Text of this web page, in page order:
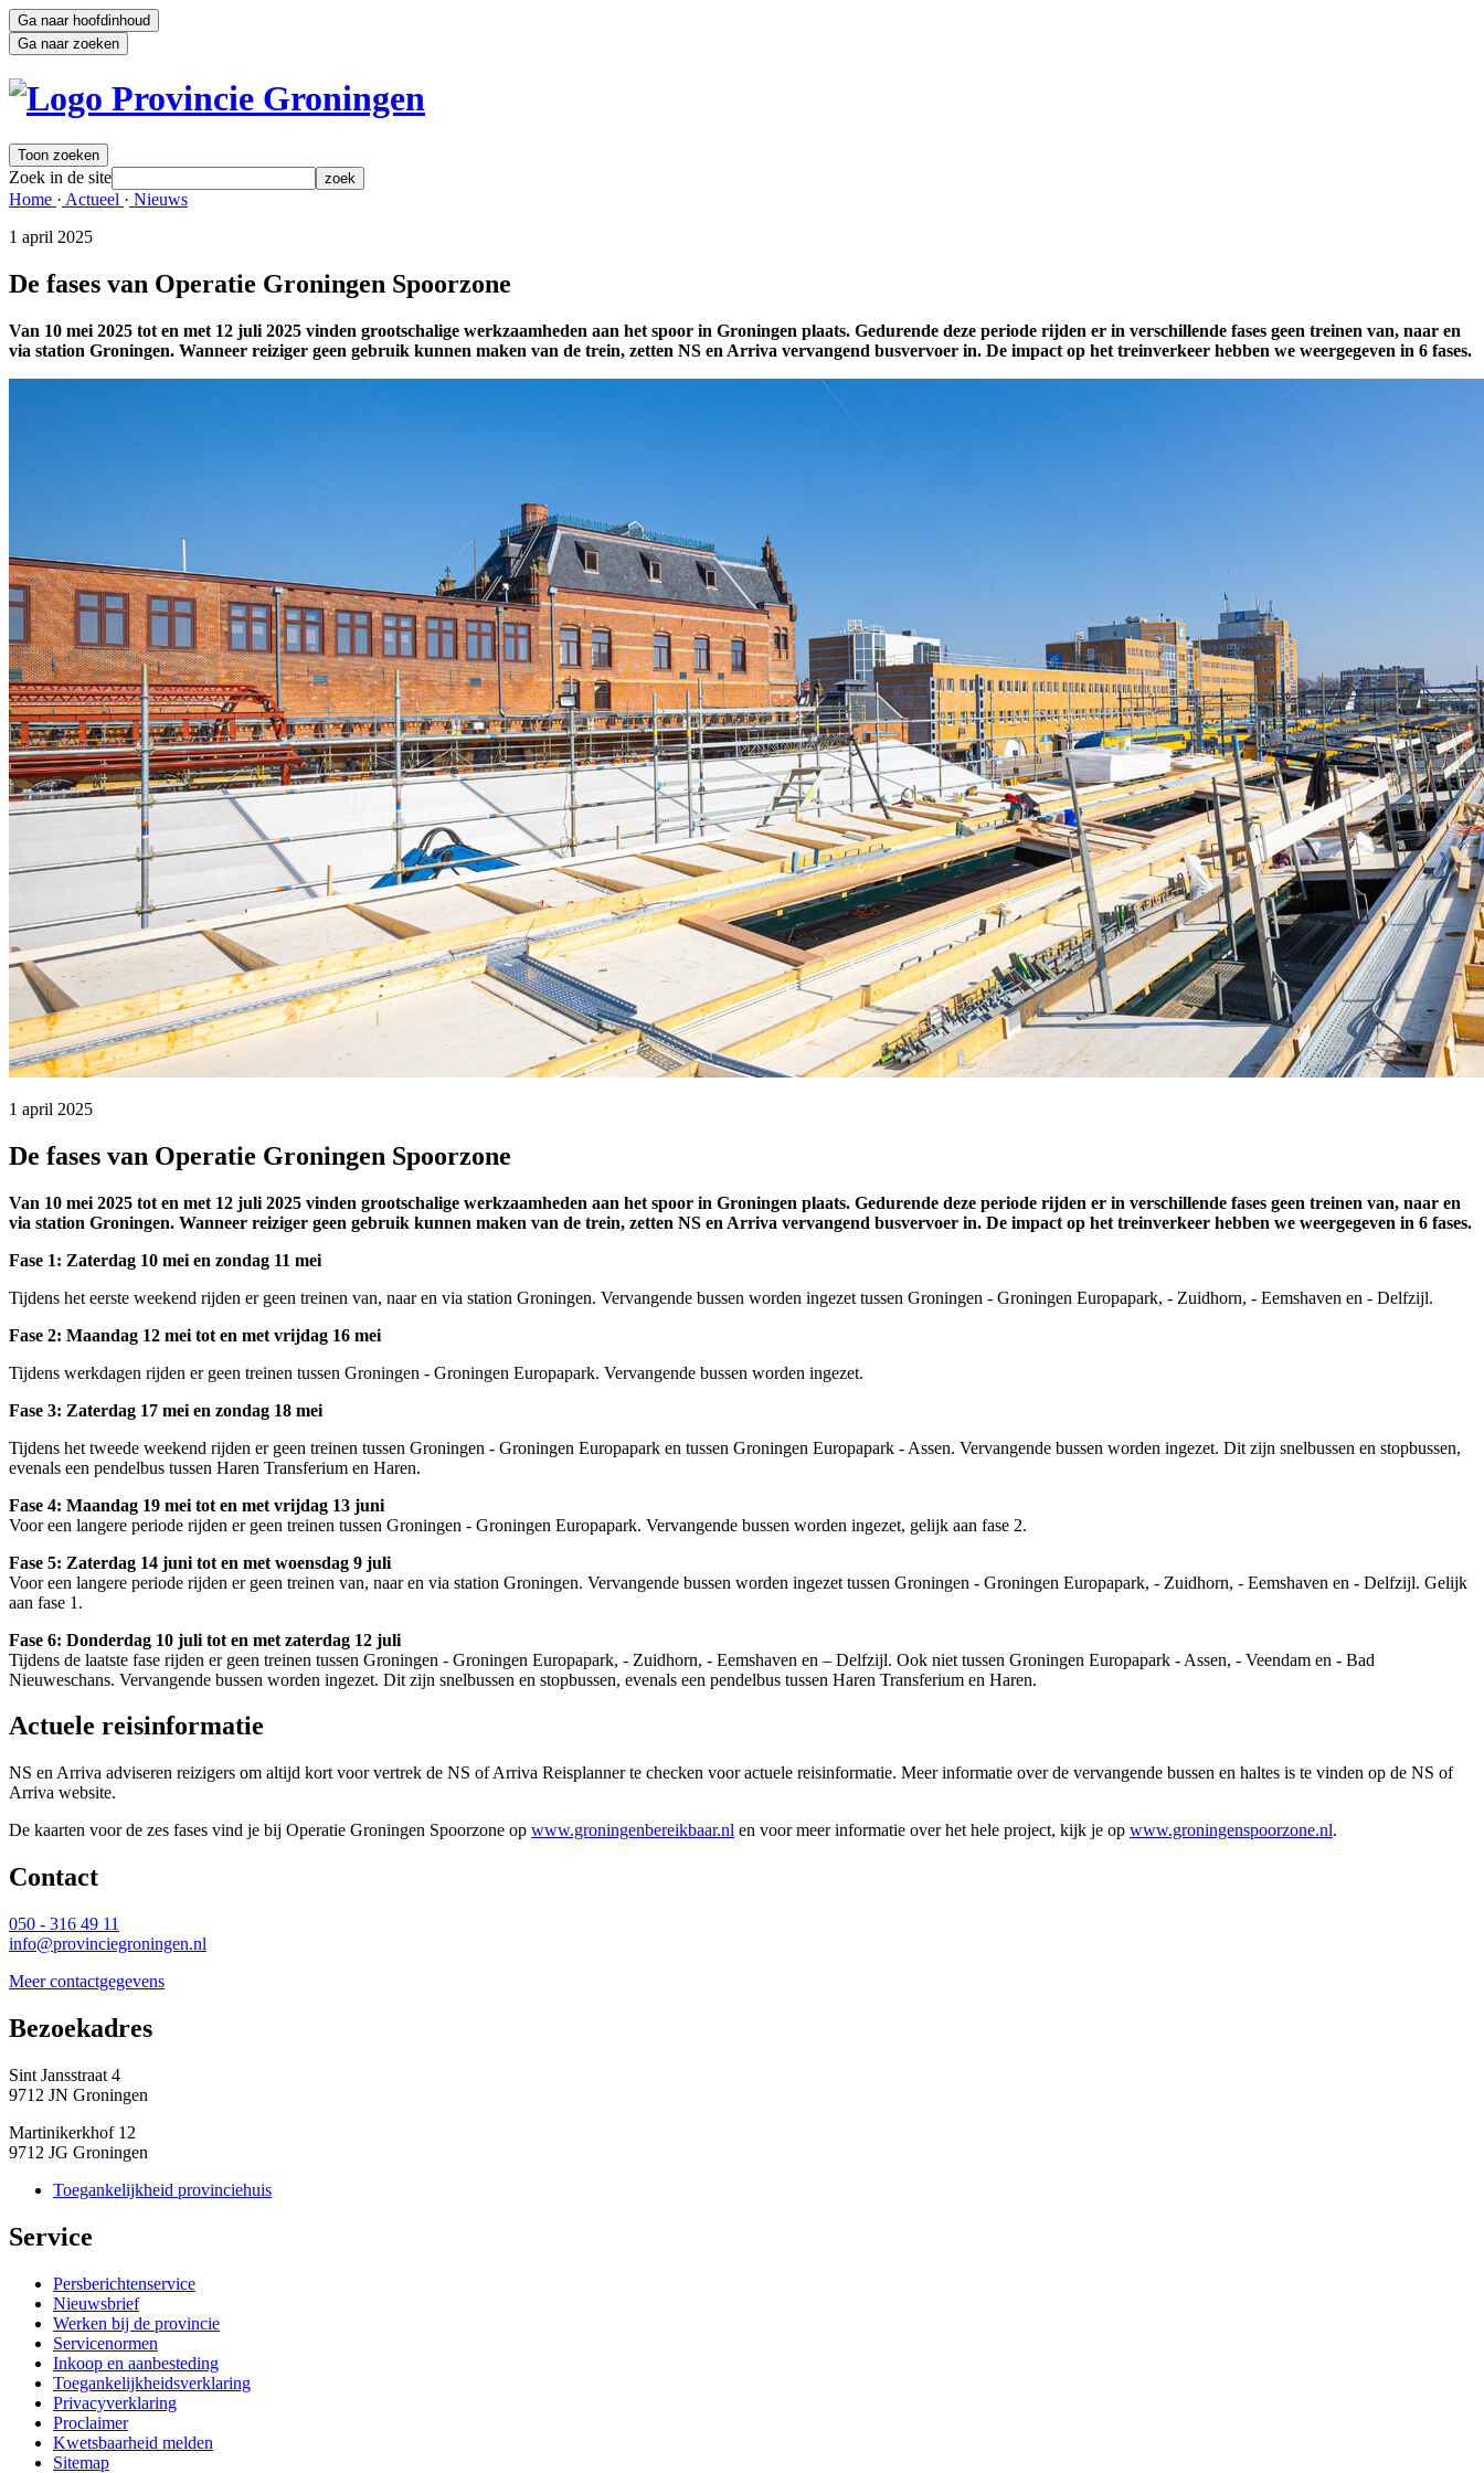
Ga naar hoofdinhoud
Ga naar zoeken
Toon zoeken
Zoek in de site zoek
Home · Actueel · Nieuws
1 april 2025
De fases van Operatie Groningen Spoorzone
Van 10 mei 2025 tot en met 12 juli 2025 vinden grootschalige werkzaamheden aan het spoor in Groningen plaats. Gedurende deze periode rijden er in verschillende fases geen treinen van, naar en
via station Groningen. Wanneer reiziger geen gebruik kunnen maken van de trein, zetten NS en Arriva vervangend busvervoer in. De impact op het treinverkeer hebben we weergegeven in 6 fases.
1 april 2025
De fases van Operatie Groningen Spoorzone
Van 10 mei 2025 tot en met 12 juli 2025 vinden grootschalige werkzaamheden aan het spoor in Groningen plaats. Gedurende deze periode rijden er in verschillende fases geen treinen van, naar en
via station Groningen. Wanneer reiziger geen gebruik kunnen maken van de trein, zetten NS en Arriva vervangend busvervoer in. De impact op het treinverkeer hebben we weergegeven in 6 fases.
Fase 1: Zaterdag 10 mei en zondag 11 mei
Tijdens het eerste weekend rijden er geen treinen van, naar en via station Groningen. Vervangende bussen worden ingezet tussen Groningen - Groningen Europapark, - Zuidhorn, - Eemshaven en - Delfzijl.
Fase 2: Maandag 12 mei tot en met vrijdag 16 mei
Tijdens werkdagen rijden er geen treinen tussen Groningen - Groningen Europapark. Vervangende bussen worden ingezet.
Fase 3: Zaterdag 17 mei en zondag 18 mei
Tijdens het tweede weekend rijden er geen treinen tussen Groningen - Groningen Europapark en tussen Groningen Europapark - Assen. Vervangende bussen worden ingezet. Dit zijn snelbussen en stopbussen,
evenals een pendelbus tussen Haren Transferium en Haren.
Fase 4: Maandag 19 mei tot en met vrijdag 13 juni
Voor een langere periode rijden er geen treinen tussen Groningen - Groningen Europapark. Vervangende bussen worden ingezet, gelijk aan fase 2.
Fase 5: Zaterdag 14 juni tot en met woensdag 9 juli
Voor een langere periode rijden er geen treinen van, naar en via station Groningen. Vervangende bussen worden ingezet tussen Groningen - Groningen Europapark, - Zuidhorn, - Eemshaven en - Delfzijl. Gelijk
aan fase 1.
Fase 6: Donderdag 10 juli tot en met zaterdag 12 juli
Tijdens de laatste fase rijden er geen treinen tussen Groningen - Groningen Europapark, - Zuidhorn, - Eemshaven en – Delfzijl. Ook niet tussen Groningen Europapark - Assen, - Veendam en - Bad
Nieuweschans. Vervangende bussen worden ingezet. Dit zijn snelbussen en stopbussen, evenals een pendelbus tussen Haren Transferium en Haren.
Actuele reisinformatie
NS en Arriva adviseren reizigers om altijd kort voor vertrek de NS of Arriva Reisplanner te checken voor actuele reisinformatie. Meer informatie over de vervangende bussen en haltes is te vinden op de NS of
Arriva website.
De kaarten voor de zes fases vind je bij Operatie Groningen Spoorzone op www.groningenbereikbaar.nl en voor meer informatie over het hele project, kijk je op www.groningenspoorzone.nl.
Contact
050 - 316 49 11
info@provinciegroningen.nl
Meer contactgegevens
Bezoekadres
Sint Jansstraat 4
9712 JN Groningen
Martinikerkhof 12
9712 JG Groningen
Toegankelijkheid provinciehuis
Service
Persberichtenservice
Nieuwsbrief
Werken bij de provincie
Servicenormen
Inkoop en aanbesteding
Toegankelijkheidsverklaring
Privacyverklaring
Proclaimer
Kwetsbaarheid melden
Sitemap